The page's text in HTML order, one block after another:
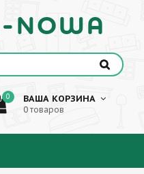
-NOWA
0 ВАША КОРЗИНА
0 товаров